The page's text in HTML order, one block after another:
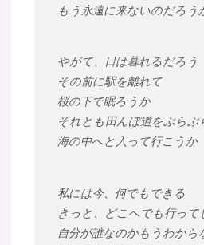
もう永遠に来ないのだろう
やがて、日は暮れるだろう
その前に駅を離れて
桜の下で眠ろうか
それとも田んぼ道をぶらぶ
海の中へと入って行こうか
私には今、何でもできる
きっと、どこへでも行って
自分が誰なのかもうわから